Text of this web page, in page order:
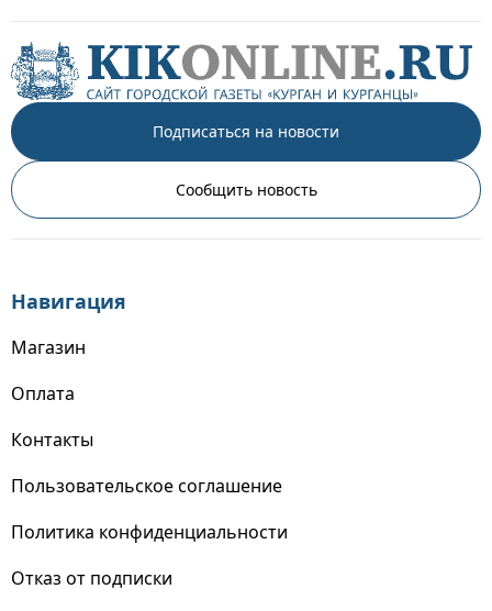
Подписаться на новости
Сообщить новость
Навигация
Магазин
Оплата
Контакты
Пользовательское соглашение
Политика конфиденциальности
Отказ от подписки